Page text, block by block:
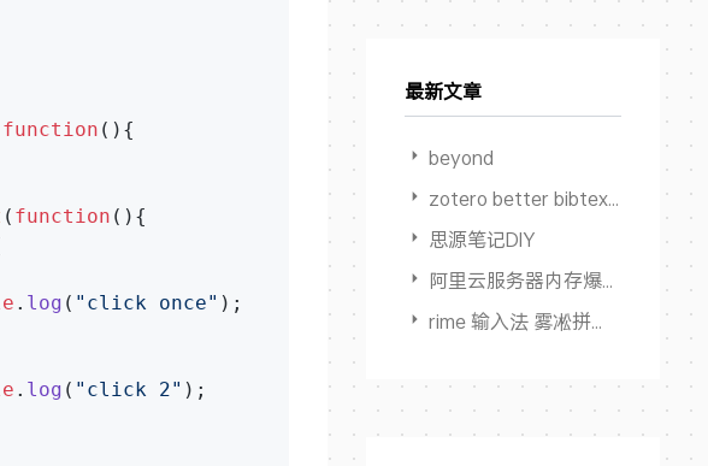
function ( ){
( function ( ){
. log ( "click once" );
. log ( "click 2" );
最新文章
beyond
zotero better bibtex 限制输出作者数量
思源笔记DIY
阿里云服务器内存爆满卡死但 Swap占用为0
rime 输入法 雾凇拼音 多端同步方案